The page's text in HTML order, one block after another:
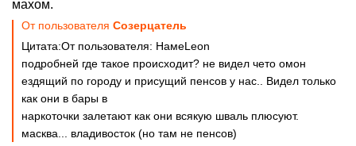
махом.
От пользователя Созерцатель
Цитата:От пользователя: HaмeLeon
подробней где такое происходит? не видел чето омон
ездящий по городу и присущий пенсов у нас.. Видел только
как они в бары в
наркоточки залетают как они всякую шваль плюсуют.
масква... владивосток (но там не пенсов)